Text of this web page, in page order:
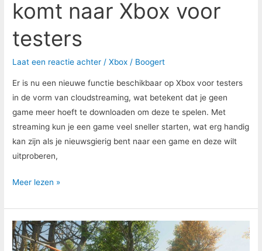
komt naar Xbox voor
testers
Laat een reactie achter /Xbox / Boogert
Er is nu een nieuwe functie beschikbaar op Xbox voor testers
in de vorm van cloudstreaming, wat betekent dat je geen
game meer hoeft te downloaden om deze te spelen. Met
streaming kun je een game veel sneller starten, wat erg handig
kan zijn als je nieuwsgierig bent naar een game en deze wilt
uitproberen,
Meer lezen »
New
World